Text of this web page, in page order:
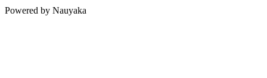
Powered by Nauyaka